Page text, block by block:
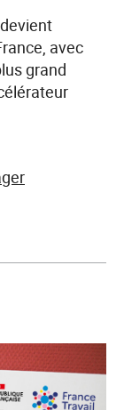
avec
grand